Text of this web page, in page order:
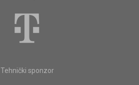
Tehnički sponzor